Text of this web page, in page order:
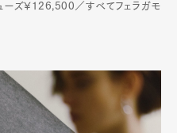
ーズ¥126,500／すべてフェラガモ